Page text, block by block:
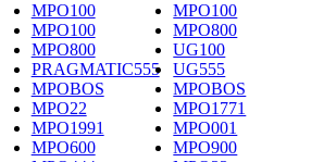
MPO100
MPO100
MPO100
MPO800
MPO800
UG100
PRAGMATIC555
UG555
MPOBOS
MPOBOS
MPO22
MPO1771
MPO1991
MPO001
MPO600
MPO900